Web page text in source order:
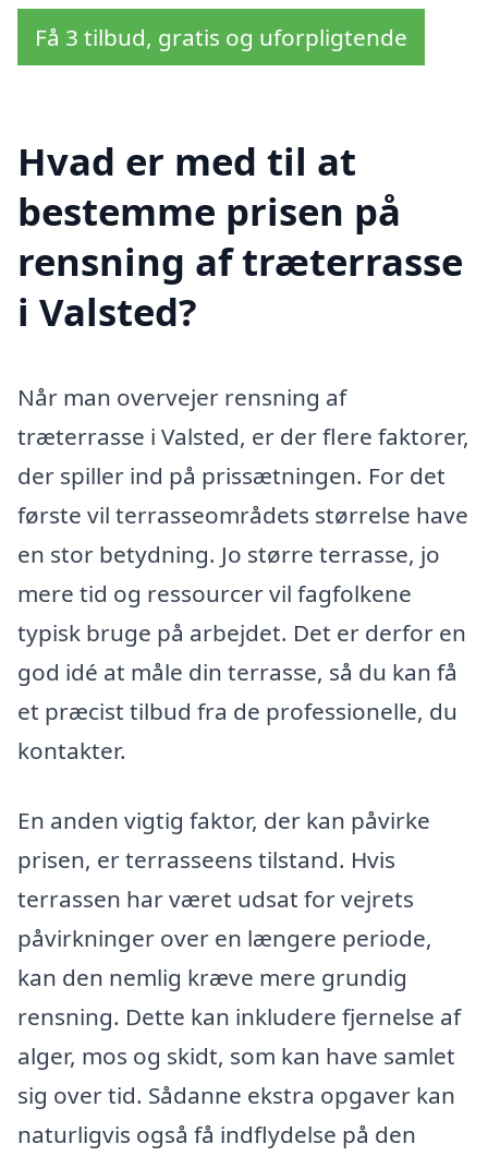
Få 3 tilbud, gratis og uforpligtende
Hvad er med til at
bestemme prisen på
rensning af træterrasse
i Valsted?
Når man overvejer rensning af
træterrasse i Valsted, er der flere faktorer,
der spiller ind på prissætningen. For det
første vil terrasseområdets størrelse have
en stor betydning. Jo større terrasse, jo
mere tid og ressourcer vil fagfolkene
typisk bruge på arbejdet. Det er derfor en
god idé at måle din terrasse, så du kan få
et præcist tilbud fra de professionelle, du
kontakter.
En anden vigtig faktor, der kan påvirke
prisen, er terrasseens tilstand. Hvis
terrassen har været udsat for vejrets
påvirkninger over en længere periode,
kan den nemlig kræve mere grundig
rensning. Dette kan inkludere fjernelse af
alger, mos og skidt, som kan have samlet
sig over tid. Sådanne ekstra opgaver kan
naturligvis også få indflydelse på den